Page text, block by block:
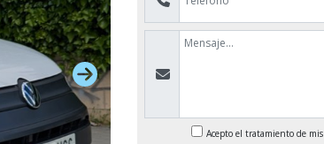
Acepto el tratamiento de